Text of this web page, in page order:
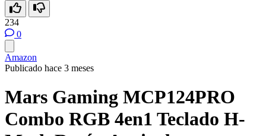
234
0
Amazon
Publicado hace 3 meses
Mars Gaming MCP124PRO
Combo RGB 4en1 Teclado H-